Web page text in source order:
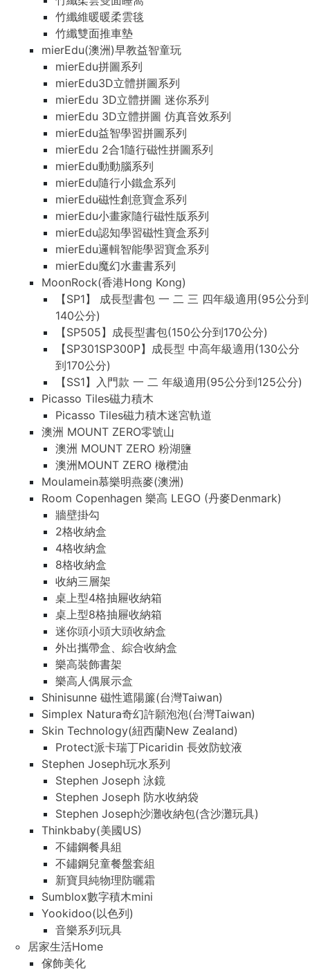
竹纖維暖暖柔雲毯
竹纖雙面推車墊
mierEdu(澳洲)早教益智童玩
mierEdu拼圖系列
mierEdu3D立體拼圖系列
mierEdu 3D立體拼圖 迷你系列
mierEdu 3D立體拼圖 仿真音效系列
mierEdu益智學習拼圖系列
mierEdu 2合1隨行磁性拼圖系列
mierEdu動動腦系列
mierEdu隨行小鐵盒系列
mierEdu磁性創意寶盒系列
mierEdu小畫家隨行磁性版系列
mierEdu認知學習磁性寶盒系列
mierEdu邏輯智能學習寶盒系列
mierEdu魔幻水畫書系列
MoonRock(香港Hong Kong)
【SP1】 成長型書包 一 二 三 四年級適用(95公分到
140公分)
【SP505】成長型書包(150公分到170公分)
【SP301SP300P】成長型 中高年級適用(130公分
到170公分)
【SS1】入門款 一 二 年級適用(95公分到125公分)
Picasso Tiles磁力積木
Picasso Tiles磁力積木迷宮軌道
澳洲 MOUNT ZERO零號山
澳洲 MOUNT ZERO 粉湖鹽
澳洲MOUNT ZERO 橄欖油
Moulamein慕樂明燕麥(澳洲)
Room Copenhagen 樂高 LEGO (丹麥Denmark)
牆壁掛勾
2格收納盒
4格收納盒
8格收納盒
收納三層架
桌上型4格抽屜收納箱
桌上型8格抽屜收納箱
迷你頭小頭大頭收納盒
外出攜帶盒、綜合收納盒
樂高裝飾書架
樂高人偶展示盒
Shinisunne 磁性遮陽簾(台灣Taiwan)
Simplex Natura奇幻許願泡泡(台灣Taiwan)
Skin Technology(紐西蘭New Zealand)
Protect派卡瑞丁Picaridin 長效防蚊液
Stephen Joseph玩水系列
Stephen Joseph 泳鏡
Stephen Joseph 防水收納袋
Stephen Joseph沙灘收納包(含沙灘玩具)
Thinkbaby(美國US)
不鏽鋼餐具組
不鏽鋼兒童餐盤套組
新寶貝純物理防曬霜
Sumblox數字積木mini
Yookidoo(以色列)
音樂系列玩具
居家生活Home
傢飾美化